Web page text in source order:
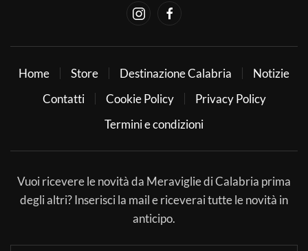
Home Store Destinazione Calabria
Notizie
Contatti
Cookie Policy
Privacy Policy
Termini e condizioni
Vuoi ricevere le novità da Meraviglie di Calabria prima
degli altri? Inserisci la mail e riceverai tutte le novità in
anticipo.